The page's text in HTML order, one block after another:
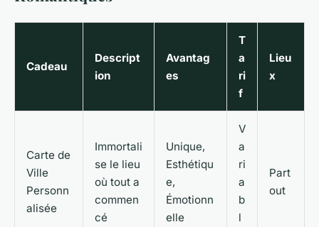
Cadeau
Descript
ion
Avantag
es
T
a
ri
f
Lieu
x
Carte de
Ville
Personn
alisée
Immortali
se le lieu
où tout a
commen
cé
Unique,
Esthétiqu
e,
Émotionn
elle
V
a
ri
a
b
l
Part
out